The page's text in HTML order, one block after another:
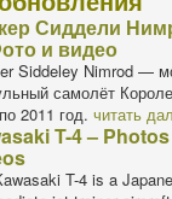
Сиддели
и видео
Siddeley Nimrod —
самолёт
2011 год. читать
T-4 –
T-4 is a